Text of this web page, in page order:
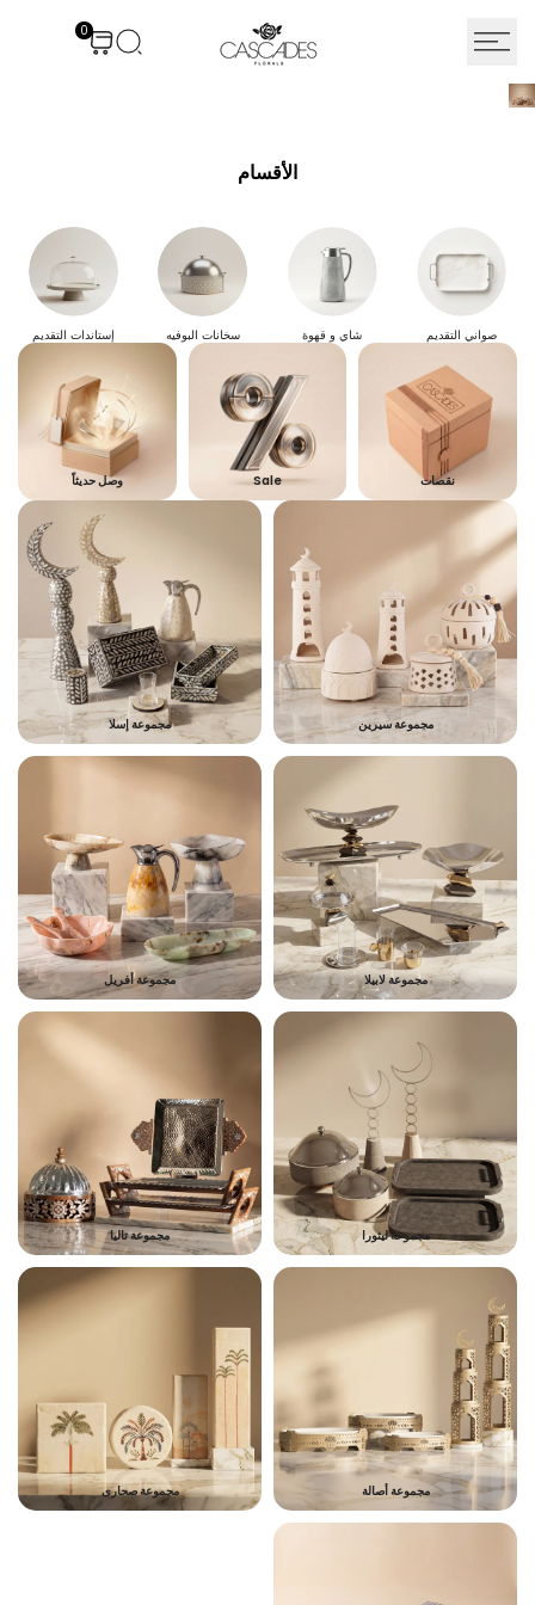
0
الأقسام
صواني التقديم شاي و قهوة سخانات البوفيه إستاندات التقديم
نقصات Sale وصل حديثاً
مجموعة سيرين مجموعة إسلا
مجموعة لابيلا مجموعة أفريل
مجموعة ليثورا مجموعة تاليا
مجموعة أصالة مجموعة صحارى